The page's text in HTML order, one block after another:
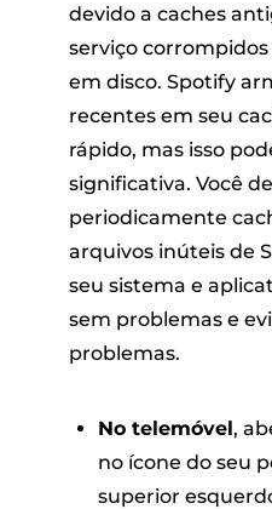
devido a caches
serviço
em disco. Spotify
recentes em seu
rápido, mas isso
significativa. Você
periodicamente
arquivos inúteis de
seu sistema e
sem problemas e
problemas.
No telemóvel,
no ícone do seu
superior